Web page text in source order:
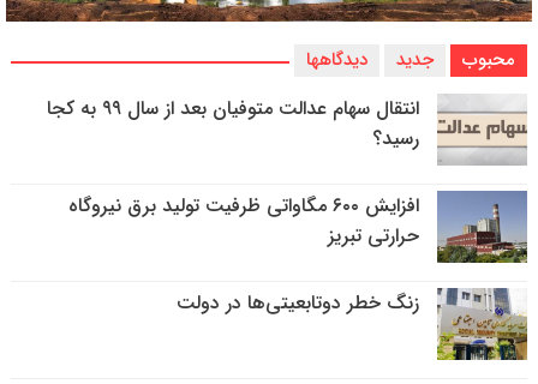
محبوب جدید دیدگاهها
انتقال سهام عدالت متوفیان بعد از سال ۹۹ به کجا
رسید؟
افزایش ۶۰۰ مگاواتی ظرفیت تولید برق نیروگاه
حرارتی تبریز
زنگ خطر دوتابعیتی‌ها در دولت